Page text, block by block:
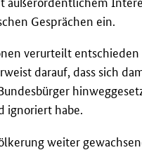
Gesprächen ein.
verurteilt entschieden
darauf, dass sich
ignoriert habe.
weiter